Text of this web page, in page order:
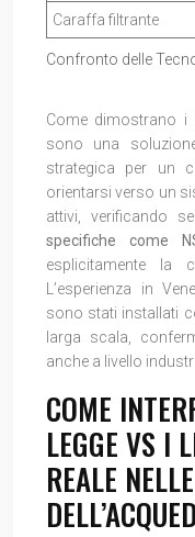
Confronto delle
Caraffa filtrante
Come dimostrano i
sono una
strategica per un
orientarsi verso un
attivi, verificando
specifiche come
esplicitamente la
L’esperienza in
sono stati installati
larga scala,
anche a livello
COME
LEGGE VS I
REALE